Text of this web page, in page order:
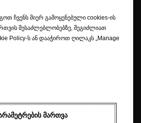
საავტორო უფლებები
პოლიტიკა
ძალისხმევით უზრუნველყოს, რომ ამ
ზუსტი და განახლებული, თუმცა არ იღებს
პრეტენზიაზე ან ზარალზე, რომელიც
ჩვენს მიერ გამოყენებული cookies-ის
შესაძლებლობებზე, შეგიძლიათ
Policy-ს ან დააჭიროთ ღილაკს „Manage
ᲛᲐᲠᲗᲕᲐ